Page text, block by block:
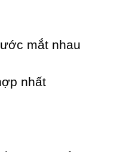
mắt nhau
nhất